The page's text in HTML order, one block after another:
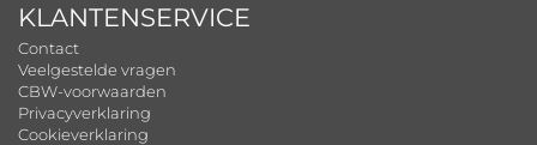
KLANTENSERVICE
Contact
Veelgestelde vragen
CBW-voorwaarden
Privacyverklaring
Cookieverklaring